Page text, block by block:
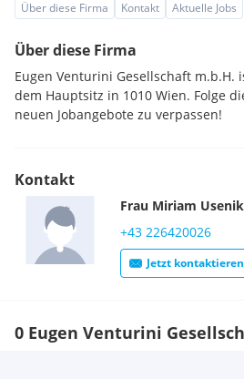
Über diese Firma Kontakt Aktuelle Jobs
Über diese Firma
Eugen Venturini Gesellschaft
dem Hauptsitz in 1010 Wien. Folge
neuen Jobangebote zu verpassen!
Kontakt
Frau Miriam Usenik
+43 226420026
Jetzt kontaktieren
0 Eugen Venturini